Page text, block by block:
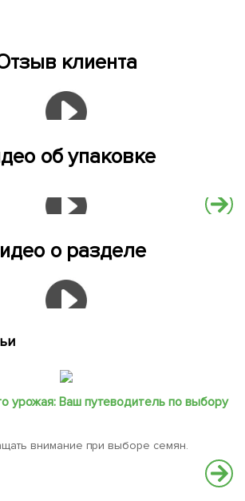
клиента
об упаковке
о разделе
урожая: Ваш путеводитель по выбору
внимание при выборе семян.